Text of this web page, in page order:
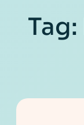
Tag: